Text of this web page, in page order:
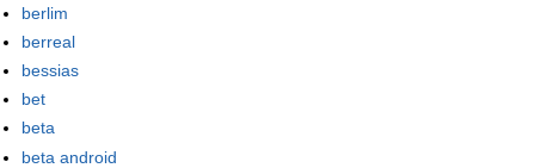
berlim
berreal
bessias
bet
beta
beta android